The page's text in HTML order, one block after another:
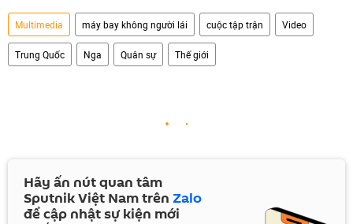
Multimedia máy bay không người lái cuộc tập trận Video
Trung Quốc Nga Quân sự Thế giới
Hãy ấn nút quan tâm
Sputnik Việt Nam trên Zalo
để cập nhật sự kiện mới